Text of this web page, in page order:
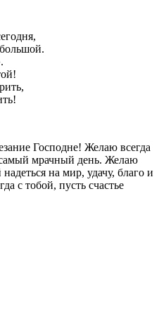
Господне! Желаю всегда
мрачный день. Желаю
на мир, удачу, благо и
с тобой, пусть счастье